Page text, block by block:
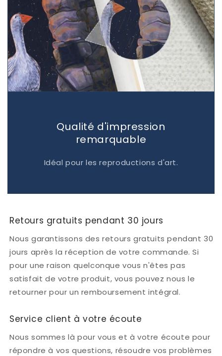
Qualité d'impression
remarquable
Idéal pour les reproductions d'art.
Retours gratuits pendant 30 jours
Nous garantissons des retours gratuits pendant 30
jours après la réception de votre commande. Si
pour une raison quelconque vous n'êtes pas
satisfait de votre produit, vous pouvez nous le
retourner pour un remboursement intégral.
Service client à votre écoute
Nous sommes là pour vous et à votre écoute pour
répondre à vos questions, résoudre vos problèmes